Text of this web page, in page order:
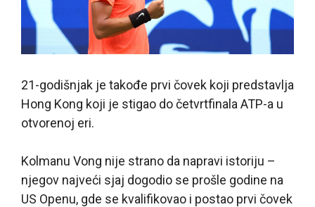
21-godišnjak je takođe prvi čovek koji predstavlja
Hong Kong koji je stigao do četvrtfinala ATP-a u
otvorenoj eri.
Kolmanu Vong nije strano da napravi istoriju –
njegov najveći sjaj dogodio se prošle godine na
US Openu, gde se kvalifikovao i postao prvi čovek